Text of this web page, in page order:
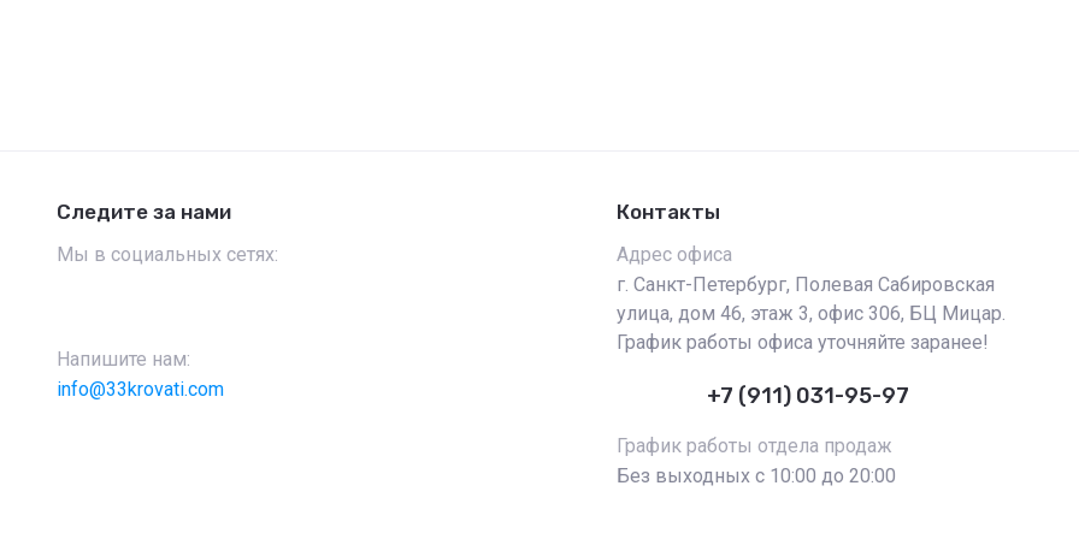
Следите за нами
Мы в социальных сетях:
Напишите нам:
info@33krovati.com
Контакты
Адрес офиса
г. Санкт-Петербург, Полевая Сабировская
улица, дом 46, этаж 3, офис 306, БЦ Мицар.
График работы офиса уточняйте заранее!
+7 (911) 031-95-97
График работы отдела продаж
Без выходных с 10:00 до 20:00